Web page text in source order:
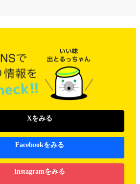
Xをみる
Facebookをみる
Instagramをみる